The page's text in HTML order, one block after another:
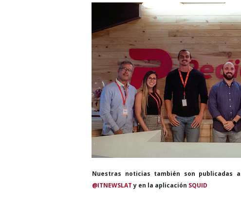
Nuestras noticias también son
@ITNEWSLATy en la aplicación SQUID